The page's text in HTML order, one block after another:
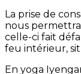
La prise de
nous
celle-ci fait
feu intérieur,
En yoga